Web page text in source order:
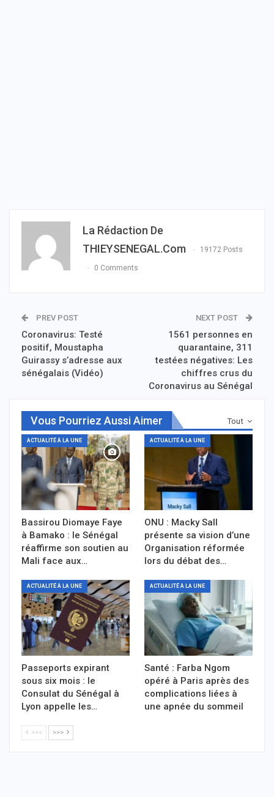
La Rédaction De
THIEYSENEGAL.com
19172 Posts
0 Comments
PREV POST
Coronavirus: Testé
positif, Moustapha
Guirassy s’adresse aux
sénégalais (Vidéo)
NEXT POST
1561 personnes en
quarantaine, 311
testées négatives: Les
chiffres crus du
Coronavirus au Sénégal
Tout
Vous Pourriez Aussi Aimer
ACTUALITÉ À LA UNE
Bassirou Diomaye Faye
à Bamako : le Sénégal
réaffirme son soutien au
Mali face aux…
ACTUALITÉ À LA UNE
ONU : Macky Sall
présente sa vision d’une
Organisation réformée
lors du débat des…
ACTUALITÉ À LA UNE
Passeports expirant
sous six mois : le
Consulat du Sénégal à
Lyon appelle les…
ACTUALITÉ À LA UNE
Santé : Farba Ngom
opéré à Paris après des
complications liées à
une apnée du sommeil
<<< >>>